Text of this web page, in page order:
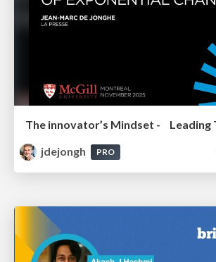
jdejongh
PRO